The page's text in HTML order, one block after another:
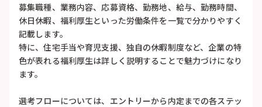
募集職種、業務内容、応募資格、勤務地、給与、勤務時間、
休日休暇、福利厚生といった労働条件を一覧で分かりやすく
記載します。
特に、住宅手当や育児支援、独自の休暇制度など、企業の特
色が表れる福利厚生は詳しく説明することで魅力づけになり
ます。
選考フローについては、エントリーから内定までの各ステッ